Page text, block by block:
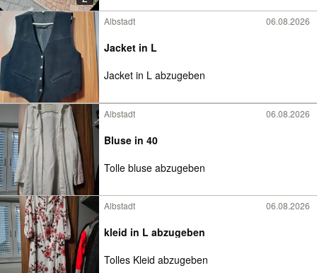
Albstadt 06.08.2026
Jacket in L
Jacket in L abzugeben
Albstadt 06.08.2026
Bluse in 40
Tolle bluse abzugeben
Albstadt 06.08.2026
kleid in L abzugeben
Tolles Kleid abzugeben